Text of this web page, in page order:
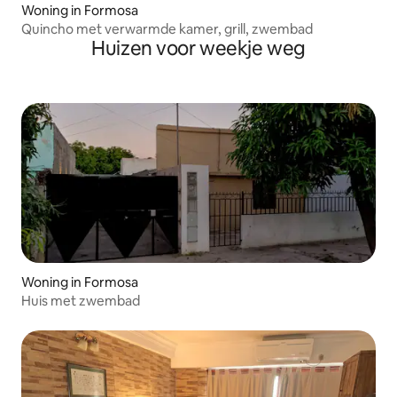
Woning in Formosa
Quincho met verwarmde kamer, grill, zwembad
Huizen voor weekje weg
Woning in Formosa
Huis met zwembad